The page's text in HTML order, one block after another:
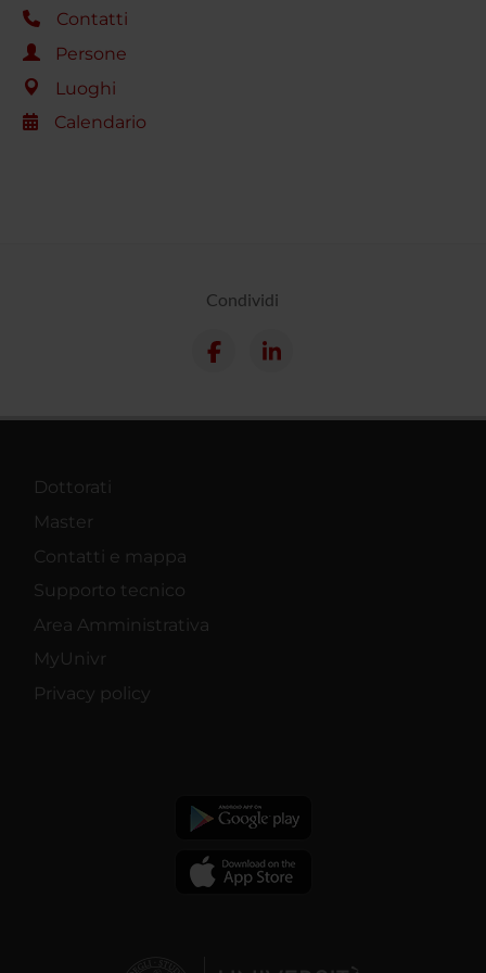
Contatti
Persone
Luoghi
Calendario
Condividi
Dottorati
Master
Contatti e mappa
Supporto tecnico
Area Amministrativa
MyUnivr
Privacy policy